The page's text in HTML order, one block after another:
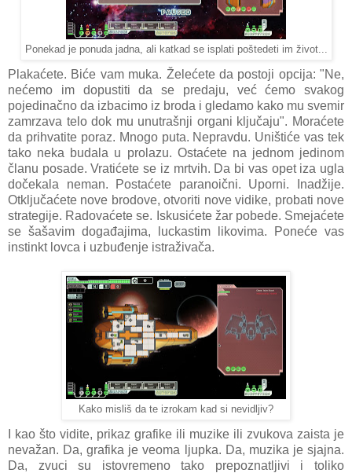
Ponekad je ponuda jadna, ali katkad se isplati poštedeti im život...
Plakaćete. Biće vam muka. Želećete da postoji opcija: "Ne,
nećemo im dopustiti da se predaju, već ćemo svakog
pojedinačno da izbacimo iz broda i gledamo kako mu svemir
zamrzava telo dok mu unutrašnji organi ključaju". Moraćete
da prihvatite poraz. Mnogo puta. Nepravdu. Uništiće vas tek
tako neka budala u prolazu. Ostaćete na jednom jedinom
članu posade. Vratićete se iz mrtvih. Da bi vas opet iza ugla
dočekala neman. Postaćete paranoični. Uporni. Inadžije.
Otključaćete nove brodove, otvoriti nove vidike, probati nove
strategije. Radovaćete se. Iskusićete žar pobede. Smejaćete
se šašavim događajima, luckastim likovima. Poneće vas
instinkt lovca i uzbuđenje istraživača.
Kako misliš da te izrokam kad si nevidljiv?
I kao što vidite, prikaz grafike ili muzike ili zvukova zaista je
nevažan. Da, grafika je veoma ljupka. Da, muzika je sjajna.
Da, zvuci su istovremeno tako prepoznatljivi i toliko